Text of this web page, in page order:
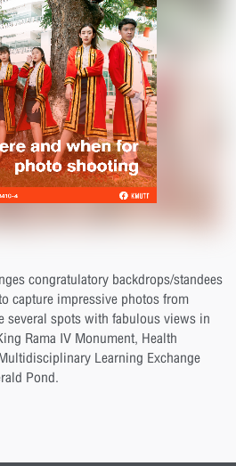
congratulatory backdrops/standees
capture impressive photos from
several spots with fabulous views in
Rama IV Monument, Health
Learning Exchange
Pond.